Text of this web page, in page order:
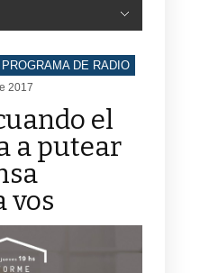
PROGRAMA DE RADIO
2017
el
a putear
vos